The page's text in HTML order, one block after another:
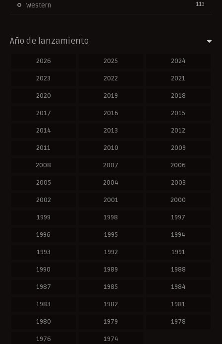
Western 113
Año de lanzamiento
2026 2025 2024
2023 2022 2021
2020 2019 2018
2017 2016 2015
2014 2013 2012
2011 2010 2009
2008 2007 2006
2005 2004 2003
2002 2001 2000
1999 1998 1997
1996 1995 1994
1993 1992 1991
1990 1989 1988
1987 1985 1984
1983 1982 1981
1980 1979 1978
1976 1974